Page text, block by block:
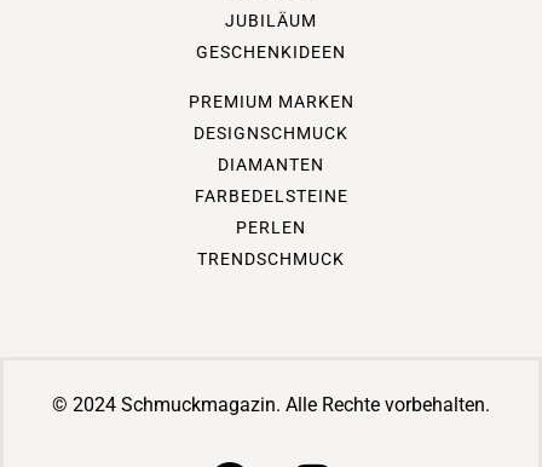
JUBILÄUM
GESCHENKIDEEN
PREMIUM MARKEN
DESIGNSCHMUCK
DIAMANTEN
FARBEDELSTEINE
PERLEN
TRENDSCHMUCK
© 2024 Schmuckmagazin. Alle Rechte vorbehalten.